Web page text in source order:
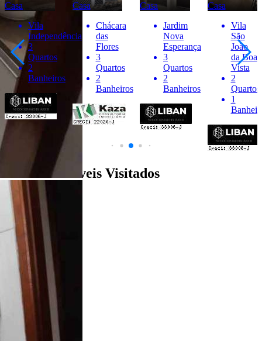
Casa
Vila
Independência
3
Quartos
2
Banheiros
Casa
Chácara
das
Flores
3
Quartos
2
Banheiros
Casa
Jardim
Nova
Esperança
3
Quartos
2
Banheiros
Casa
Vila
São
João
da Boa
Vista
2
Quartos
1
Últimos Imóveis Visitados
venda
Ver Detalhes
R$ 295.000
Casa
Núcleo Habitacional Nobuji Nagasawa
2 Quartos
1 Banheiro
200.00 m²